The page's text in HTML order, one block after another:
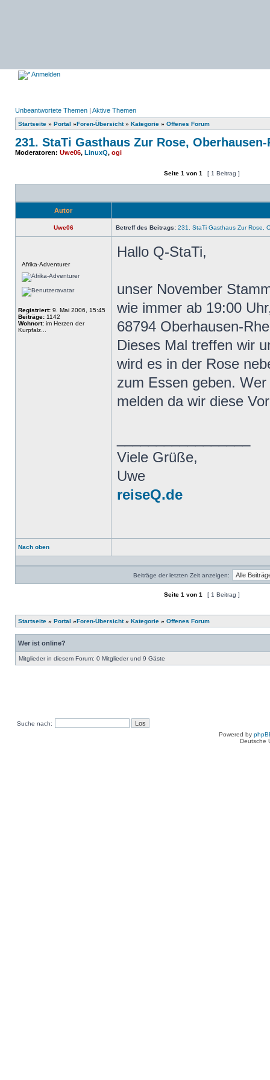
Anmelden
Unbeantwortete Themen | Aktive Themen
Startseite » Portal »Foren-Übersicht» Kategorie » Offenes Forum
231. StaTi Gasthaus Zur Rose,
Moderatoren: Uwe06, LinuxQ, ogi
Ein neues Thema erstellenAuf das Thema antworten
Seite 1 von 1 [ 1 Beitrag ]
Autor
Uwe06 Betreff des Beitrags: 231. StaTi Gasthaus Zur Rose,
Afrika-Adventurer
Registriert: 9. Mai 2006, 15:45
Beiträge: 1142
Wohnort: im Herzen der
Kurpfalz...
Hallo Q-StaTi,
unser November
wie immer ab 19:00
68794 Oberhausen-
Dieses Mal treffen wir
wird es in der Rose
zum Essen geben.
melden da wir diese
Viele Grüße,
Uwe
reiseQ.de
Nach oben
Profil
Beiträge der letzten Zeit anzeigen:
Seite 1 von 1 [ 1 Beitrag ]
Startseite » Portal »Foren-Übersicht» Kategorie » Offenes Forum
Wer ist online?
Mitglieder in diesem Forum: 0 Mitglieder und 9 Gäste
Suche nach:
Powered by
Deutsche